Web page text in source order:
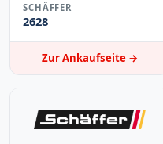
SCHÄFFER
2628
Zur Ankaufseite →